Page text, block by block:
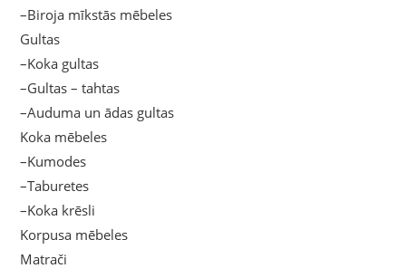
–Biroja mīkstās mēbeles
Gultas
–Koka gultas
–Gultas – tahtas
–Auduma un ādas gultas
Koka mēbeles
–Kumodes
–Taburetes
–Koka krēsli
Korpusa mēbeles
Matrači